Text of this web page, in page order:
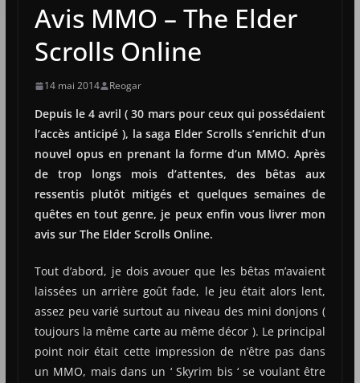
Avis MMO – The Elder
Scrolls Online
14 mai 2014 Reogar
Depuis le 4 avril ( 30 mars pour ceux qui possédaient
l’accès anticipé ), la saga Elder Scrolls s’enrichit d’un
nouvel opus en prenant la forme d’un MMO. Après
de trop longs mois d’attentes, des bêtas aux
ressentis plutôt mitigés et quelques semaines de
quêtes en tout genre, je peux enfin vous livrer mon
avis sur The Elder Scrolls Online.
Tout d’abord, je dois avouer que les bêtas m’avaient
laissées un arrière goût fade, le jeu était alors lent,
assez peu varié surtout au niveau des mini donjons (
toujours la même carte au même décor ). Le principal
point noir était cette impression de n’être pas dans
un MMO, mais dans un ‘ Skyrim bis ‘ se voulant être